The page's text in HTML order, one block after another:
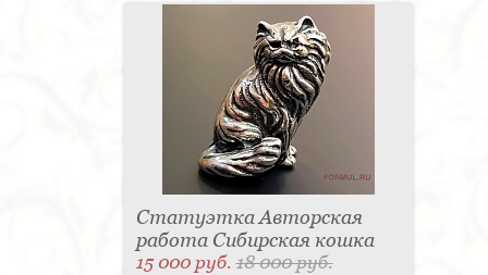
Статуэтка Авторская
работа Сибирская кошка
15 000 руб.18 000 руб.